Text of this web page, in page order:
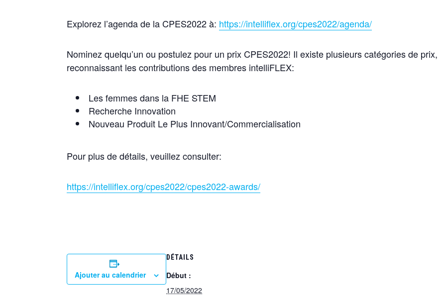
Explorez l’agenda de la CPES2022 à: https://intelliflex.org/cpes2022/agenda/
Nominez quelqu’un ou postulez pour un prix CPES2022! Il existe plusieurs catégories de prix,
reconnaissant les contributions des membres intelliFLEX:
Les femmes dans la FHE STEM
Recherche Innovation
Nouveau Produit Le Plus Innovant/Commercialisation
Pour plus de détails, veuillez consulter:
https://intelliflex.org/cpes2022/cpes2022-awards/
Ajouter au calendrier
DÉTAILS
Début :
17/05/2022